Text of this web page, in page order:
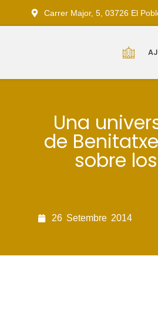
Carrer Major, 5, 03726 El
Una
de
sobre
26 Setembre 2014